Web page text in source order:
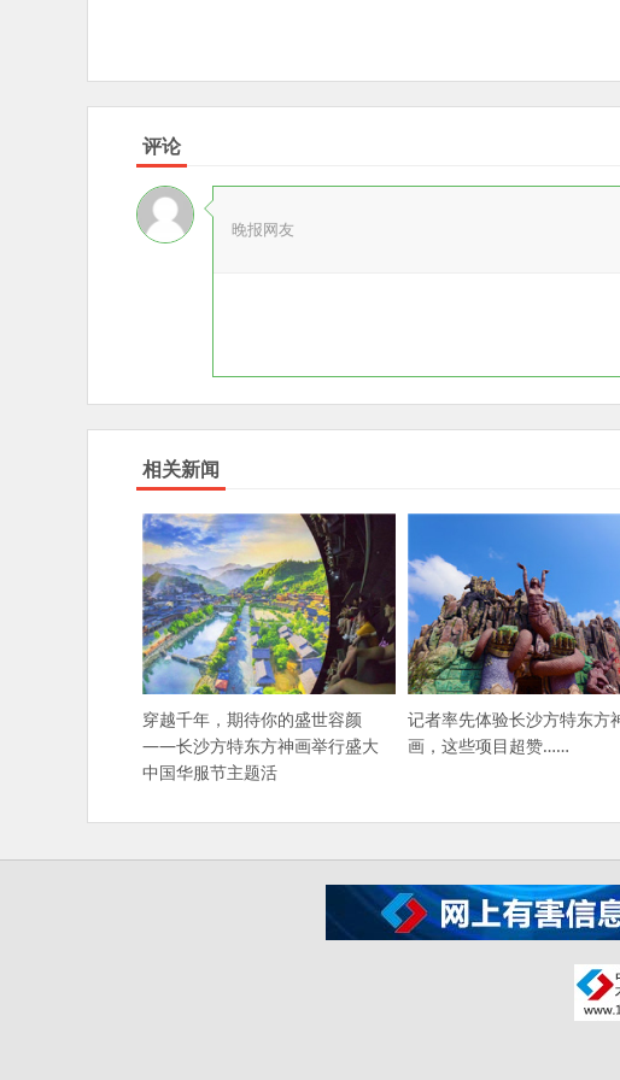
评论
晚报网友
相关新闻
穿越千年，期待你的盛世容颜
——长沙方特东方神画举行盛大
中国华服节主题活
记者率先体验长沙方特东方
画，这些项目超赞……